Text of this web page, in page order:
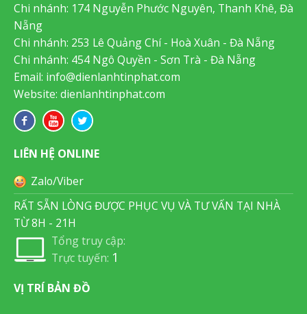
Chi nhánh: 174 Nguyễn Phước Nguyên, Thanh Khê, Đà
Nẵng
Chi nhánh: 253 Lê Quảng Chí - Hoà Xuân - Đà Nẵng
Chi nhánh: 454 Ngô Quyền - Sơn Trà - Đà Nẵng
Email: info@dienlanhtinphat.com
Website: dienlanhtinphat.com
LIÊN HỆ ONLINE
Zalo/Viber
RẤT SẴN LÒNG ĐƯỢC PHỤC VỤ VÀ TƯ VẤN TẠI NHÀ
TỪ 8H - 21H
Tổng truy cập:
Trực tuyến: 1
VỊ TRÍ BẢN ĐỒ